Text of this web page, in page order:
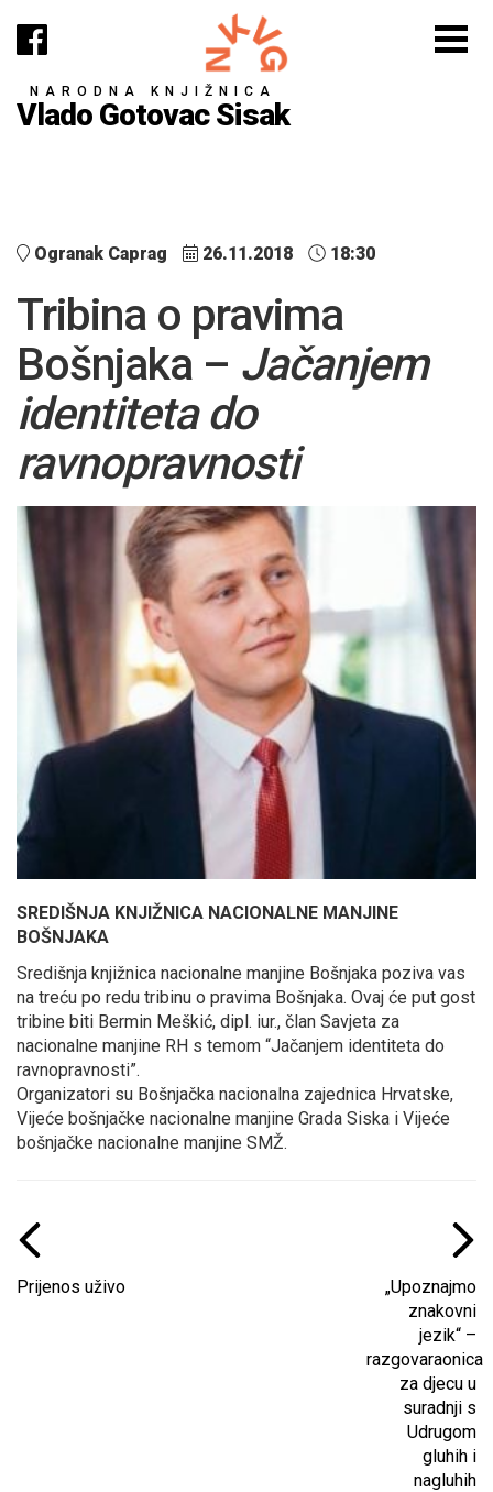
NARODNA KNJIŽNICA
Vlado Gotovac Sisak
Ogranak Caprag 26.11.2018 18:30
Tribina o pravima
Bošnjaka – Jačanjem
identiteta do
ravnopravnosti
SREDIŠNJA KNJIŽNICA NACIONALNE MANJINE
BOŠNJAKA
Središnja knjižnica nacionalne manjine Bošnjaka poziva vas
na treću po redu tribinu o pravima Bošnjaka. Ovaj će put gost
tribine biti Bermin Meškić, dipl. iur., član Savjeta za
nacionalne manjine RH s temom “Jačanjem identiteta do
ravnopravnosti”.
Organizatori su Bošnjačka nacionalna zajednica Hrvatske,
Vijeće bošnjačke nacionalne manjine Grada Siska i Vijeće
bošnjačke nacionalne manjine SMŽ.
Prijenos uživo
„Upoznajmo
znakovni
jezik“ –
razgovaraonica
za djecu u
suradnji s
Udrugom
gluhih i
nagluhih